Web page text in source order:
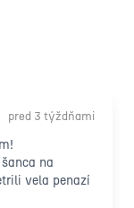
pred 3 týždňami
na
vela penazí